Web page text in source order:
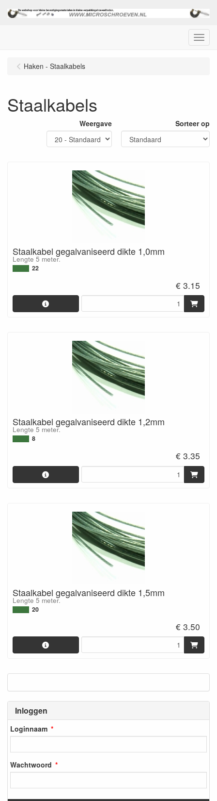
Menu
Inloggen
Loginnaam
Wachtwoord
Haken - Staalkabels
Staalkabels
Weergave Sorteer op
Staalkabel gegalvaniseerd dikte 1,0mm
Lengte 5 meter.
22
€ 3.15
Staalkabel gegalvaniseerd dikte 1,2mm
Lengte 5 meter.
8
€ 3.35
Staalkabel gegalvaniseerd dikte 1,5mm
Lengte 5 meter.
20
€ 3.50